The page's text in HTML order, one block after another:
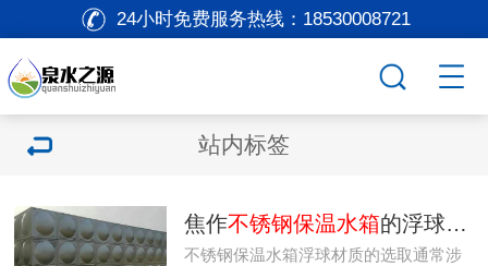
24小时免费服务热线： 18530008721
站内标签
焦作不锈钢保温水箱的浮球一般是什么材质的？
不锈钢保温水箱浮球材质的选取通常涉